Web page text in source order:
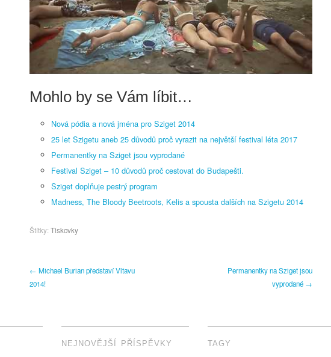
Mohlo by se Vám líbit…
Nová pódia a nová jména pro Sziget 2014
25 let Szigetu aneb 25 důvodů proč vyrazit na největší festival léta 2017
Permanentky na Sziget jsou vyprodané
Festival Sziget – 10 důvodů proč cestovat do Budapešti.
Sziget doplňuje pestrý program
Madness, The Bloody Beetroots, Kelis a spousta dalších na Szigetu 2014
Štítky: Tiskovky
← Michael Burian představí Vltavu
2014!
Permanentky na Sziget jsou
vyprodané →
NEJNOVĚJŠÍ PŘÍSPĚVKY TAGY